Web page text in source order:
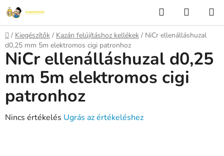
Ugrás
fő
tartalomhoz
KeresésKOSÁR
Kezdőlap
/ Kiegészítők / Kazán felújításhoz kellékek / NiCr ellenálláshuzal
d0,25 mm 5m elektromos cigi patronhoz
NiCr ellenálláshuzal d0,25
mm 5m elektromos cigi
patronhoz
A
Nincs értékelés Ugrás az értékeléshez